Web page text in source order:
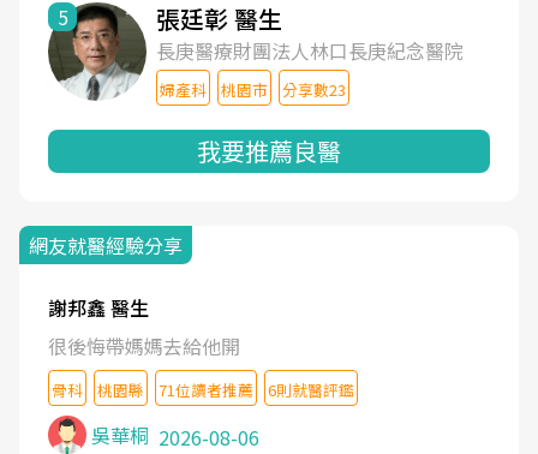
5 張廷彰 醫生
長庚醫療財團法人林口長庚紀念醫院
婦產科 桃園市 分享數23
我要推薦良醫
網友就醫經驗分享
謝邦鑫 醫生
很後悔帶媽媽去給他開
骨科 桃園縣 71位讀者推薦 6則就醫評鑑
吳華桐 2026-08-06